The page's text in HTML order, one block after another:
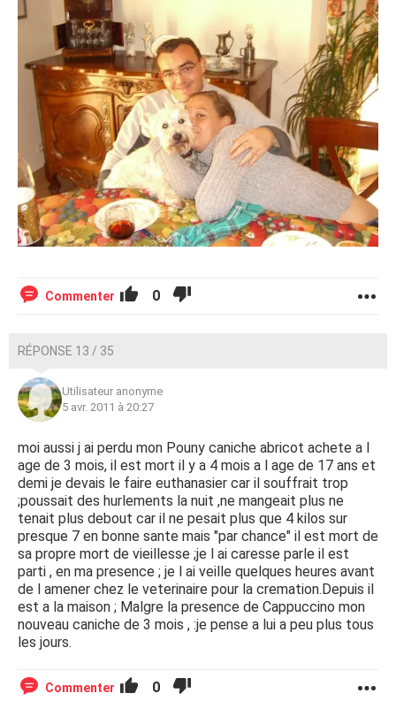
Commenter 0
RÉPONSE 13 / 35
Utilisateur anonyme
5 avr. 2011 à 20:27
moi aussi j ai perdu mon Pouny caniche abricot achete a l
age de 3 mois, il est mort il y a 4 mois a l age de 17 ans et
demi je devais le faire euthanasier car il souffrait trop
;poussait des hurlements la nuit ,ne mangeait plus ne
tenait plus debout car il ne pesait plus que 4 kilos sur
presque 7 en bonne sante mais "par chance" il est mort de
sa propre mort de vieillesse ;je l ai caresse parle il est
parti , en ma presence ; je l ai veille quelques heures avant
de l amener chez le veterinaire pour la cremation.Depuis il
est a la maison ; Malgre la presence de Cappuccino mon
nouveau caniche de 3 mois , :je pense a lui a peu plus tous
les jours.
Commenter 0